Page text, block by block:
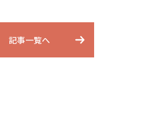
記事一覧へ